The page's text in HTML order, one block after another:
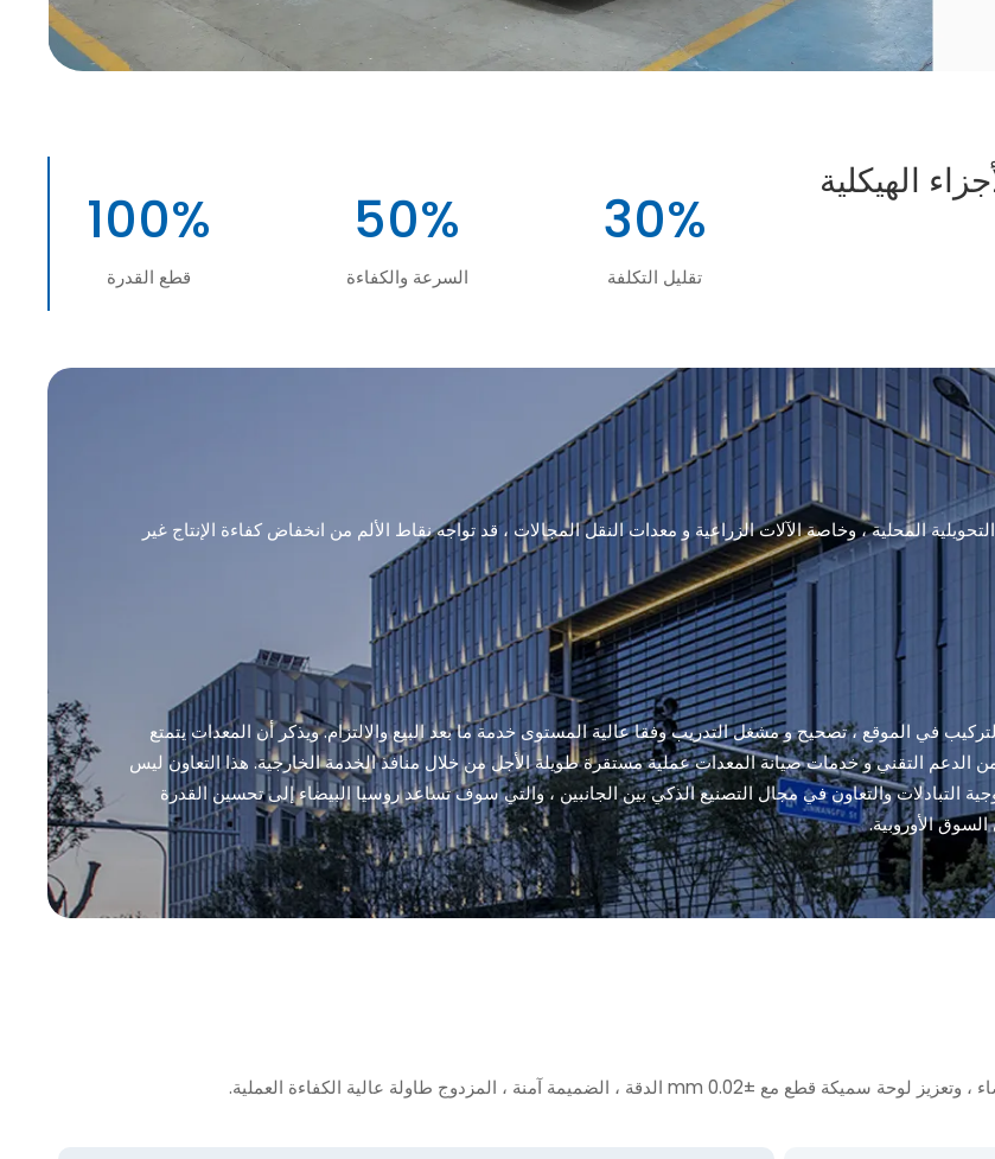
الهيكلية
30%
تقليل التكلفة
50%
السرعة والكفاءة
100%
قطع القدرة
المحلية ، وخاصة الآلات الزراعية و معدات النقل المجالات ، قد تواجه نقاط الألم من انخفاض كفاءة الإنتاج غير
في الموقع ، تصحيح و مشغل التدريب وفقا عالية المستوى خدمة ما بعد البيع والالتزام. ويذكر أن المعدات يتمتع
التقني و خدمات صيانة المعدات عملية مستقرة طويلة الأجل من خلال منافذ الخدمة الخارجية. هذا التعاون ليس
التبادلات والتعاون في مجال التصنيع الذكي بين الجانبين ، والتي سوف تساعد روسيا البيضاء إلى تحسين القدرة
الأوروبية.